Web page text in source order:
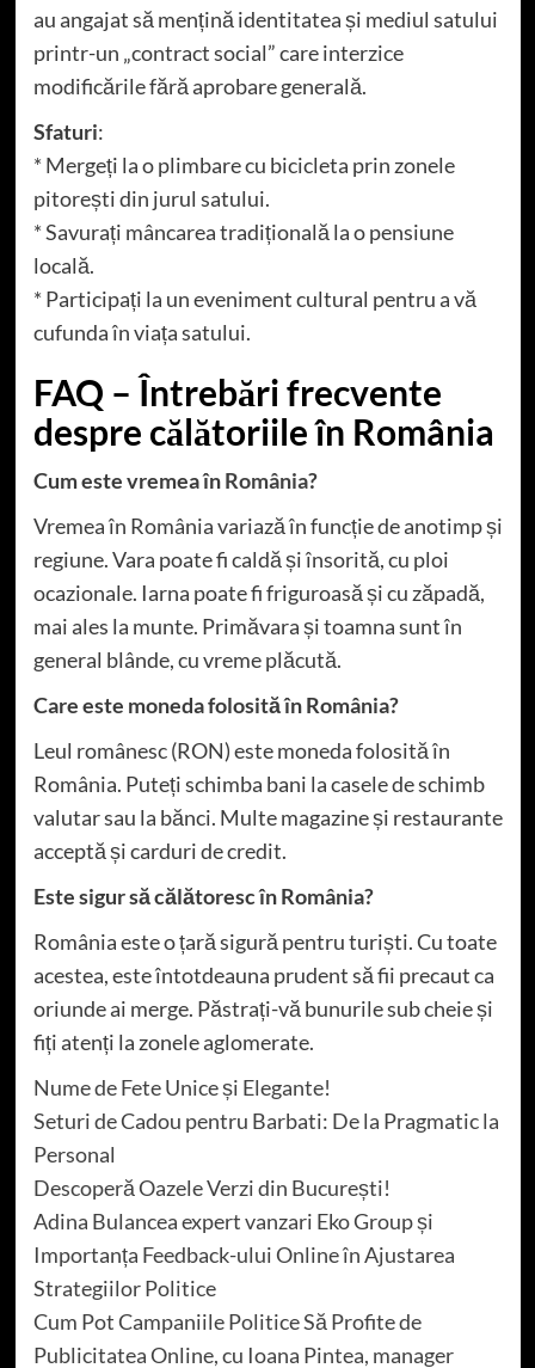
au angajat să mențină identitatea și mediul satului
printr-un „contract social” care interzice
modificările fără aprobare generală.
Sfaturi:
* Mergeți la o plimbare cu bicicleta prin zonele
pitorești din jurul satului.
* Savurați mâncarea tradițională la o pensiune
locală.
* Participați la un eveniment cultural pentru a vă
cufunda în viața satului.
FAQ – Întrebări frecvente
despre călătoriile în România
Cum este vremea înRomânia?
Vremea în România variază în funcție de anotimp și
regiune. Vara poate fi caldă și însorită, cu ploi
ocazionale. Iarna poate fi friguroasă și cu zăpadă,
mai ales la munte. Primăvara și toamna sunt în
general blânde, cu vreme plăcută.
Care este moneda folosită în România?
Leul românesc (RON) este moneda folosită în
România. Puteți schimba bani la casele de schimb
valutar sau la bănci. Multe magazine și restaurante
acceptă și carduri de credit.
Este sigur să călătoresc în România?
România este o țară sigură pentru turiști. Cu toate
acestea, este întotdeauna prudent să fii precaut ca
oriunde ai merge. Păstrați-vă bunurile sub cheie și
fiți atenți la zonele aglomerate.
Nume de Fete Unice și Elegante!
Seturi de Cadou pentru Barbati: De la Pragmatic la
Personal
Descoperă Oazele Verzi din București!
Adina Bulancea expert vanzari Eko Group și
Importanța Feedback-ului Online în Ajustarea
Strategiilor Politice
Cum Pot Campaniile Politice Să Profite de
Publicitatea Online, cu Ioana Pintea, manager